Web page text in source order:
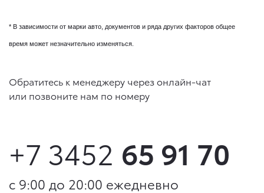
* В зависимости от марки авто, документов и ряда других факторов общее
время может незначительно изменяться.
Обратитесь к менеджеру через онлайн-чат
или позвоните нам по номеру
+7 3452 65 91 70
с 9:00 до 20:00 ежедневно